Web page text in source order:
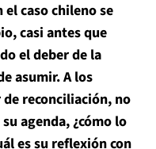
caso chileno se
casi antes que
el deber de la
asumir. A los
reconciliación, no
agenda, ¿cómo lo
es su reflexión con